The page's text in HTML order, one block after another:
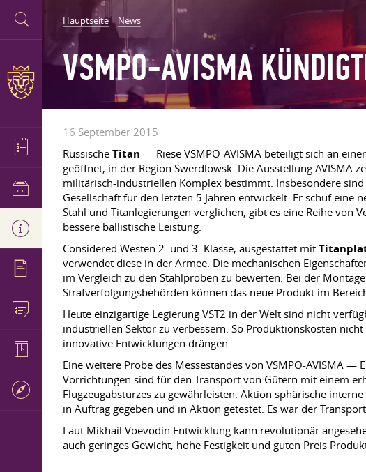
Hauptseite News
VSMPO-AVISMA
16 September 2015
Russische Titan — Riese VSMPO-AVISMA beteiligt sich an
geöffnet, in der Region Swerdlowsk. Die Ausstellung AVISMA
militärisch-industriellen Komplex bestimmt. Insbesondere
Gesellschaft für den letzten 5 Jahren entwickelt. Er schuf
Stahl und Titanlegierungen verglichen, gibt es eine Reihe von
bessere ballistische Leistung.
Considered Westen 2. und 3. Klasse, ausgestattet mit
verwendet diese in der Armee. Die mechanischen
im Vergleich zu den Stahlproben zu bewerten. Bei der
Strafverfolgungsbehörden können das neue Produkt im
Heute einzigartige Legierung VST2 in der Welt sind nicht
industriellen Sektor zu verbessern. So Produktionskosten
innovative Entwicklungen drängen.
Eine weitere Probe des Messestandes von VSMPO-AVISMA —
Vorrichtungen sind für den Transport von Gütern mit einem
Flugzeugabsturzes zu gewährleisten. Aktion sphärische
in Auftrag gegeben und in Aktion getestet. Es war der
Laut Mikhail Voevodin Entwicklung kann revolutionär
auch geringes Gewicht, hohe Festigkeit und guten Preis